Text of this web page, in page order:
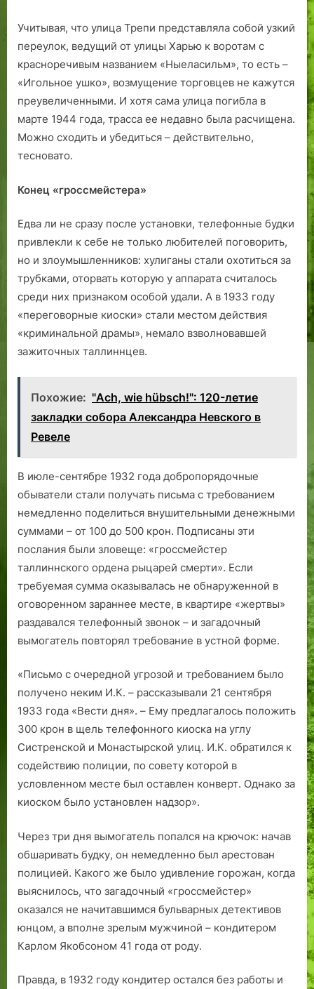
Учитывая, что улица Трепи представляла собой узкий
переулок, ведущий от улицы Харью к воротам с
красноречивым названием «Ныеласильм», то есть –
«Игольное ушко», возмущение торговцев не кажутся
преувеличенными. И хотя сама улица погибла в
марте 1944 года, трасса ее недавно была расчищена.
Можно сходить и убедиться – действительно,
тесновато.
Конец «гроссмейстера»
Едва ли не сразу после установки, телефонные будки
привлекли к себе не только любителей поговорить,
но и злоумышленников: хулиганы стали охотиться за
трубками, оторвать которую у аппарата считалось
среди них признаком особой удали. А в 1933 году
«переговорные киоски» стали местом действия
«криминальной драмы», немало взволновавшей
зажиточных таллиннцев.
Похожие: "Ach, wie hübsch!": 120-летие
закладки собора Александра Невского в
Ревеле
В июле-сентябре 1932 года добропорядочные
обыватели стали получать письма с требованием
немедленно поделиться внушительными денежными
суммами – от 100 до 500 крон. Подписаны эти
послания были зловеще: «гроссмейстер
таллиннского ордена рыцарей смерти». Если
требуемая сумма оказывалась не обнаруженной в
оговоренном зараннее месте, в квартире «жертвы»
раздавался телефонный звонок – и загадочный
вымогатель повторял требование в устной форме.
«Письмо с очередной угрозой и требованием было
получено неким И.К. – рассказывали 21 сентября
1933 года «Вести дня». – Ему предлагалось положить
300 крон в щель телефонного киоска на углу
Систренской и Монастырской улиц. И.К. обратился к
содействию полиции, по совету которой в
условленном месте был оставлен конверт. Однако за
киоском было установлен надзор».
Через три дня вымогатель попался на крючок: начав
обшаривать будку, он немедленно был арестован
полицией. Какого же было удивление горожан, когда
выяснилось, что загадочный «гроссмейстер»
оказался не начитавшимся бульварных детективов
юнцом, а вполне зрелым мужчиной – кондитером
Карлом Якобсоном 41 года от роду.
Правда, в 1932 году кондитер остался без работы и